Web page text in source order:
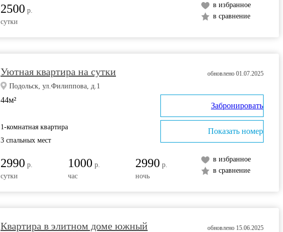
2500 р.
сутки
в избранное
в сравнение
Уютная квартира на сутки
Подольск, ул.Филиппова, д.1
44м²
1-комнатная квартира
3 спальных мест
2990 р.
сутки
1000 р.
час
2990 р.
ночь
обновлено 01.07.2025
в избранное
в сравнение
Забронировать
Показать номер
Квартира в элитном доме южный обновлено 15.06.2025